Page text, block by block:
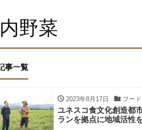
野菜
事一覧
2023年8月17日 フード
ユネスコ食文化創造都
ランを拠点に地域活性